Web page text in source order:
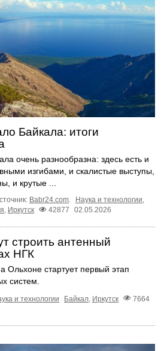
Байкала: итоги
очень разнообразна: здесь есть и
изгибами, и скалистые выступы,
и крутые ...
Babr24.com. Наука и технологии,
, Иркутск 42877 02.05.2026
строить антенный
НГК
Ольхоне стартует первый этап
систем.
и технологии Байкал Иркутск
7664